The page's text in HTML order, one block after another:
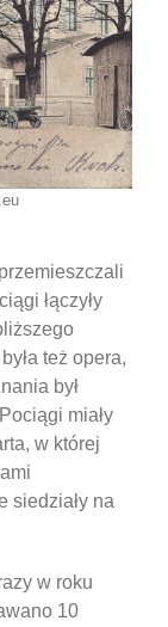
łączyły
też opera,
był
miały
w której
siedziały na
w roku
10